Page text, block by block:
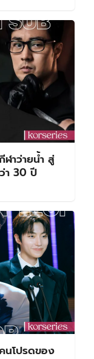
ฬาว่ายน้ำ สู่
า 30 ปี
นโปรดของ